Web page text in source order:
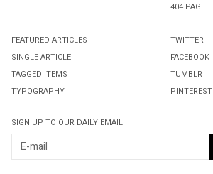
404 PAGE
FEATURED ARTICLES
SINGLE ARTICLE
TAGGED ITEMS
TYPOGRAPHY
TWITTER
FACEBOOK
TUMBLR
PINTEREST
SIGN UP TO OUR DAILY EMAIL